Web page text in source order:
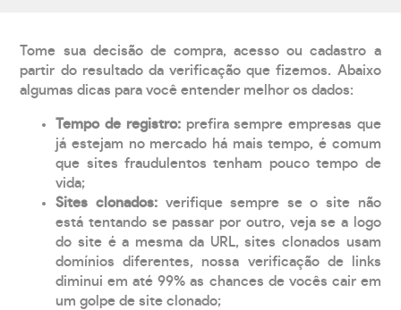
Tome sua decisão de compra, acesso ou cadastro a
partir do resultado da verificação que fizemos. Abaixo
algumas dicas para você entender melhor os dados:
Tempo de registro: prefira sempre empresas que
já estejam no mercado há mais tempo, é comum
que sites fraudulentos tenham pouco tempo de
vida;
Sites clonados: verifique sempre se o site não
está tentando se passar por outro, veja se a logo
do site é a mesma da URL, sites clonados usam
domínios diferentes, nossa verificação de links
diminui em até 99% as chances de vocês cair em
um golpe de site clonado;